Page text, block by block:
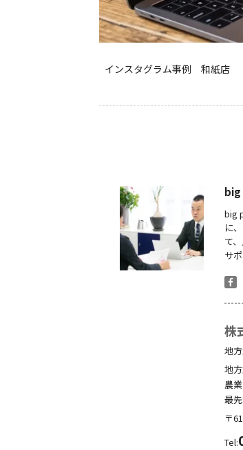
インスタグラム事例 和紙店
big
big
に
て
サ
株
地
地
農
最
〒
Tel: